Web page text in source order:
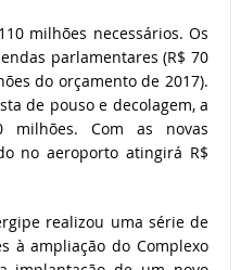
milhões necessários. Os
parlamentares (R$ 70
do orçamento de 2017).
de pouso e decolagem, a
Com as novas
no aeroporto atingirá R$
realizou uma série de
à ampliação do Complexo